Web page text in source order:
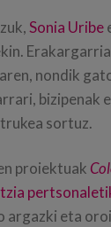
Sonia Uribe
nondik
bizipenak
sortuz.
proiektuak
argazki eta